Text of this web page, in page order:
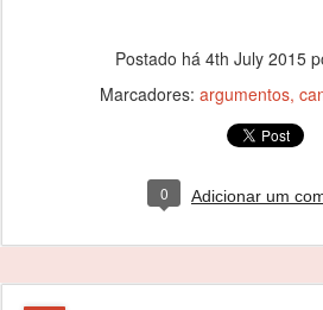
Postado há 4th July 2015
Marcadores: argumentos
0 Adicionar um